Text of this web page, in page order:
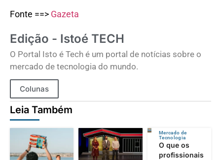
Fonte ==> Gazeta
Edição - Istoé TECH
O Portal Isto é Tech é um portal de notícias sobre o
mercado de tecnologia do mundo.
Colunas
Leia Também
Mercado de
Tecnologia
O que os
profissionais